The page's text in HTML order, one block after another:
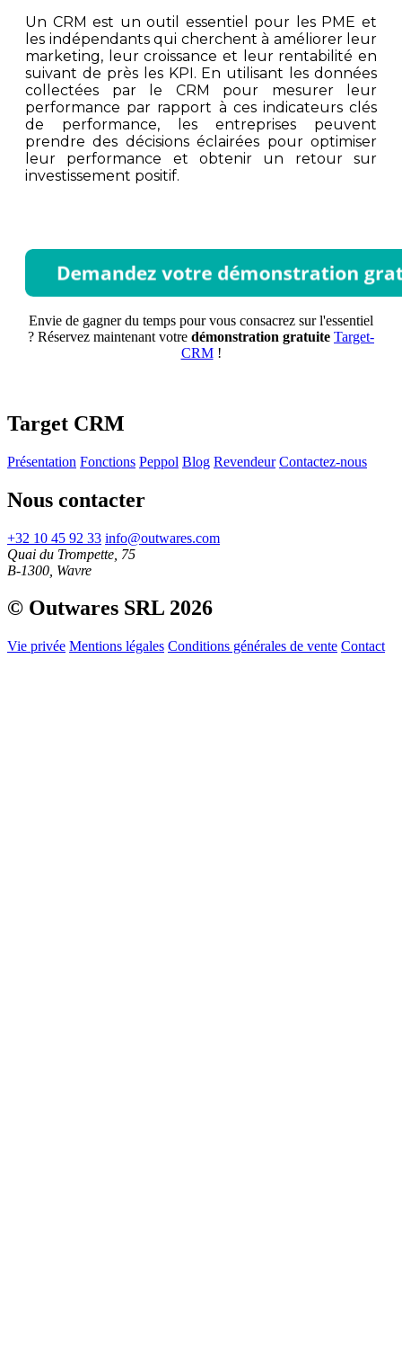
Un CRM est un outil essentiel pour les PME et
les indépendants qui cherchent à améliorer leur
marketing, leur croissance et leur rentabilité en
suivant de près les KPI. En utilisant les données
collectées par le CRM pour mesurer leur
performance par rapport à ces indicateurs clés
de performance, les entreprises peuvent
prendre des décisions éclairées pour optimiser
leur performance et obtenir un retour sur
investissement positif.
Envie de gagner du temps pour vous consacrez sur l'essentiel
? Réservez maintenant votre démonstration gratuite Target-
CRM!
Target CRM
Présentation Fonctions Peppol Blog Revendeur Contactez-nous
Nous contacter
+32 10 45 92 33 info@outwares.com
Quai du Trompette, 75
B-1300, Wavre
© Outwares SRL 2026
Vie privée Mentions légales Conditions générales de vente Contact